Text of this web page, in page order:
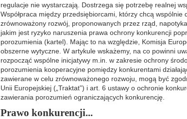
regulacje nie wystarczają. Dostrzega się potrzebę realnej
Współpraca między przedsiębiorcami, którzy chcą wspólnie
zrównoważony rozwój, proponowanych przez rząd,
jakim jest ryzyko naruszenia prawa ochrony konkurencji
porozumienia (kartel). Mając to na względzie, Komisja
obszerne wytyczne. W artykule wskażemy, na co powinni
rozpocząć wspólne inicjatywy m.in. w zakresie ochrony
porozumienia kooperacyjne pomiędzy konkurentami
zawierane w celu zrównoważonego rozwoju, mogą być
Unii Europejskiej („Traktat”) i art. 6 ustawy o ochronie
zawierania porozumień ograniczających konkurencję.
Prawo konkurencji...